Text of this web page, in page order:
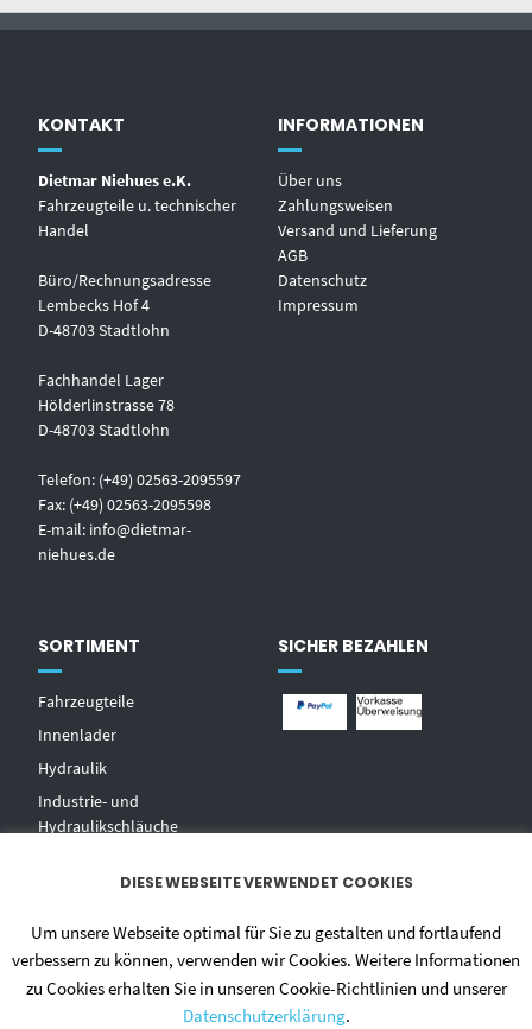
KONTAKT
Dietmar Niehues e.K.
Fahrzeugteile u. technischer
Handel
Büro/Rechnungsadresse
Lembecks Hof 4
D-48703 Stadtlohn
Fachhandel Lager
Hölderlinstrasse 78
D-48703 Stadtlohn
Telefon: (+49) 02563-2095597
Fax: (+49) 02563-2095598
E-mail: info@dietmar-
niehues.de
INFORMATIONEN
Über uns
Zahlungsweisen
Versand und Lieferung
AGB
Datenschutz
Impressum
SORTIMENT
Fahrzeugteile
Innenlader
Hydraulik
Industrie- und
Hydraulikschläuche
Zentralschmierungen
Hochdruckwaschgeräte und
SICHER BEZAHLEN
DIESE WEBSEITE VERWENDET COOKIES
Um unsere Webseite optimal für Sie zu gestalten und fortlaufend
verbessern zu können, verwenden wir Cookies. Weitere Informationen
zu Cookies erhalten Sie in unseren Cookie-Richtlinien und unserer
Datenschutzerklärung.